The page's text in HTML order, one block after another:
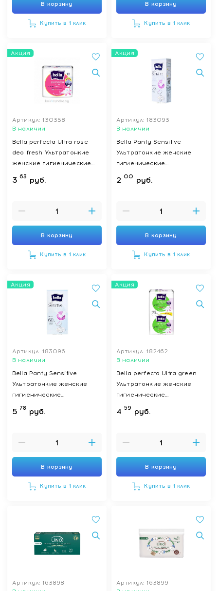
В корзину
Купить в 1 клик
В корзину
Купить в 1 клик
Акция
Артикул: 130358
В наличии
Bella perfecta Ultra rose
deo fresh Ультратонкие
женские гигиенические
впитывающие прокладки,
10 шт
3 63 руб.
В корзину
Купить в 1 клик
Акция
Артикул: 183093
В наличии
Bella Panty Sensitive
Ультратонкие женские
гигиенические
ежедневные прокладки 20
шт
2 00 руб.
В корзину
Купить в 1 клик
Акция
Артикул: 183096
В наличии
Bella Panty Sensitive
Ультратонкие женские
гигиенические
ежедневные прокладки 60
шт
5 78 руб.
В корзину
Купить в 1 клик
Акция
Артикул: 182462
В наличии
Bella perfecta Ultra green
Ультратонкие женские
гигиенические
впитывающие прокладки,
20 шт
4 59 руб.
В корзину
Купить в 1 клик
Артикул: 163898
Артикул: 163899